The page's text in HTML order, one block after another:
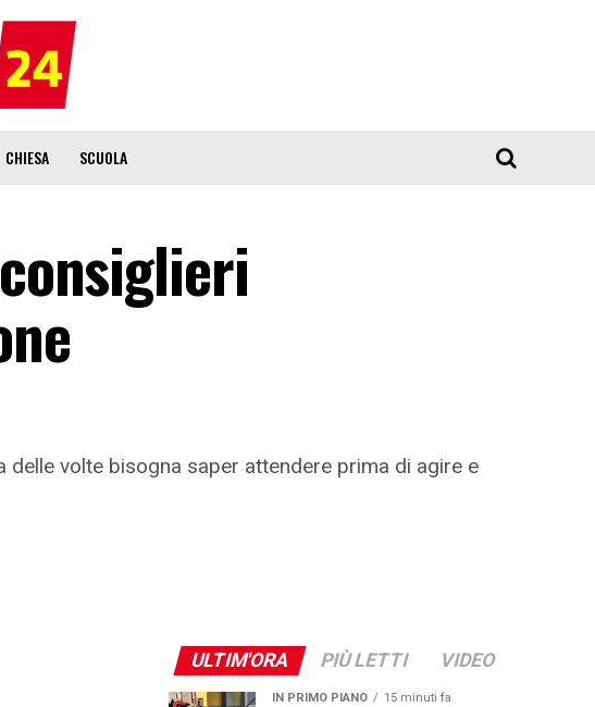
CHIESA SCUOLA
delle volte bisogna saper attendere prima di agire e
ULTIM'ORA PIÙ LETTI VIDEO
IN PRIMO PIANO 15 minuti fa